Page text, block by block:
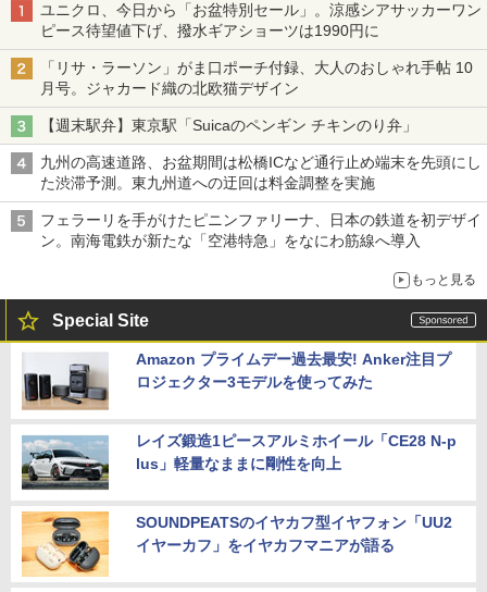
ユニクロ、今日から「お盆特別セール」。涼感シアサッカーワン
ピース待望値下げ、撥水ギアショーツは1990円に
「リサ・ラーソン」がま口ポーチ付録、大人のおしゃれ手帖 10
月号。ジャカード織の北欧猫デザイン
【週末駅弁】東京駅「Suicaのペンギン チキンのり弁」
九州の高速道路、お盆期間は松橋ICなど通行止め端末を先頭にし
た渋滞予測。東九州道への迂回は料金調整を実施
フェラーリを手がけたピニンファリーナ、日本の鉄道を初デザイ
ン。南海電鉄が新たな「空港特急」をなにわ筋線へ導入
もっと見る
Special Site
Amazon プライムデー過去最安! Anker注目プ
ロジェクター3モデルを使ってみた
レイズ鍛造1ピースアルミホイール「CE28 N-p
lus」軽量なままに剛性を向上
SOUNDPEATSのイヤカフ型イヤフォン「UU2
イヤーカフ」をイヤカフマニアが語る